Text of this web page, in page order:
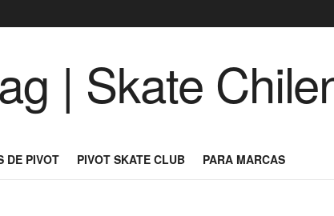
DE PIVOT PIVOT SKATE CLUB PARA MARCAS